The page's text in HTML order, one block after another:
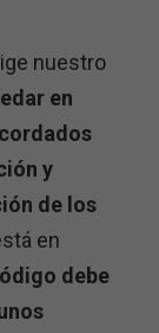
nuestro
en
y
de los
en
debe